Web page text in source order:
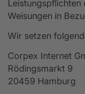
Weisungen in
Wir setzen
Corpex Internet
Rödingsmarkt 9
20459 Hamburg